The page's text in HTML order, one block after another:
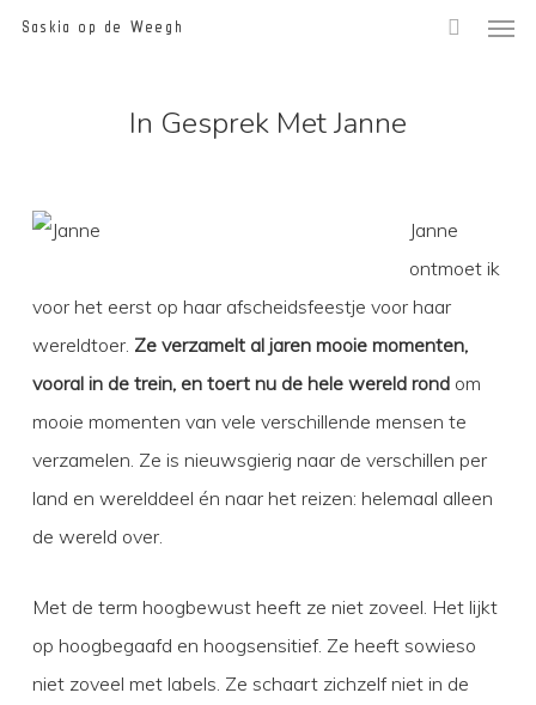
SkipSaskia op de Weegh
In Gesprek Met Janne
Janne
ontmoet ik
voor het eerst op haar afscheidsfeestje voor haar
wereldtoer. Ze verzamelt al jaren mooie momenten,
vooral in de trein, en toert nu de hele wereld rondom
mooie momenten van vele verschillende mensen te
verzamelen. Ze is nieuwsgierig naar de verschillen per
land en werelddeel én naar het reizen: helemaal alleen
de wereld over.
Met de term hoogbewust heeft ze niet zoveel. Het lijkt
op hoogbegaafd en hoogsensitief. Ze heeft sowieso
niet zoveel met labels. Ze schaart zichzelf niet in de